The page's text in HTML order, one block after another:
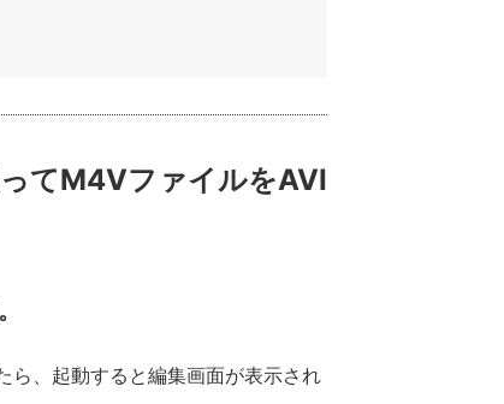
てM4VファイルをAVI
ら、起動すると編集画面が表示され